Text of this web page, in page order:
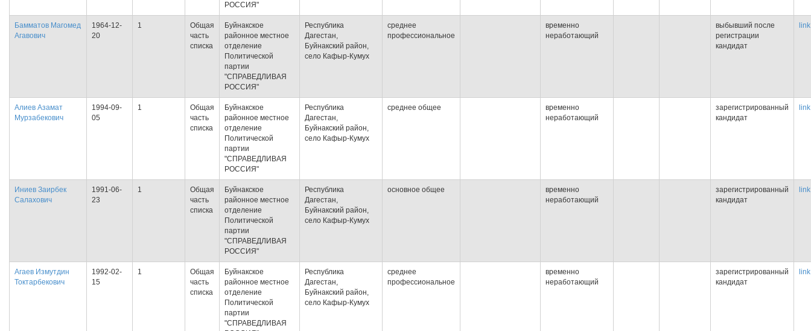
РОССИЯ"
Бамматов Магомед
Агавович
1964-12-
20
1
Общая
часть
списка
Буйнакское
районное местное
отделение
Политической
партии
"СПРАВЕДЛИВАЯ
РОССИЯ"
Республика
Дагестан,
Буйнакский район,
село Кафыр-Кумух
среднее
профессиональное
временно
неработающий
выбывший после
регистрации
кандидат
link
Алиев Азамат
Мурзабекович
1994-09-
05
1
Общая
часть
списка
Буйнакское
районное местное
отделение
Политической
партии
"СПРАВЕДЛИВАЯ
РОССИЯ"
Республика
Дагестан,
Буйнакский район,
село Кафыр-Кумух
среднее общее
временно
неработающий
зарегистрированный
кандидат
link
Иниев Заирбек
Салахович
1991-06-
23
1
Общая
часть
списка
Буйнакское
районное местное
отделение
Политической
партии
"СПРАВЕДЛИВАЯ
РОССИЯ"
Республика
Дагестан,
Буйнакский район,
село Кафыр-Кумух
основное общее
временно
неработающий
зарегистрированный
кандидат
link
Агаев Измутдин
Токтарбекович
1992-02-
15
1
Общая
часть
списка
Буйнакское
районное местное
отделение
Политической
партии
"СПРАВЕДЛИВАЯ
Республика
Дагестан,
Буйнакский район,
село Кафыр-Кумух
среднее
профессиональное
временно
неработающий
зарегистрированный
кандидат
link